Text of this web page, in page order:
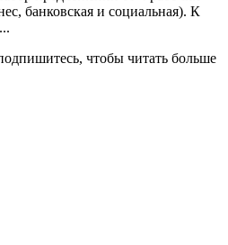
банковская и социальная). К
чтобы читать больше